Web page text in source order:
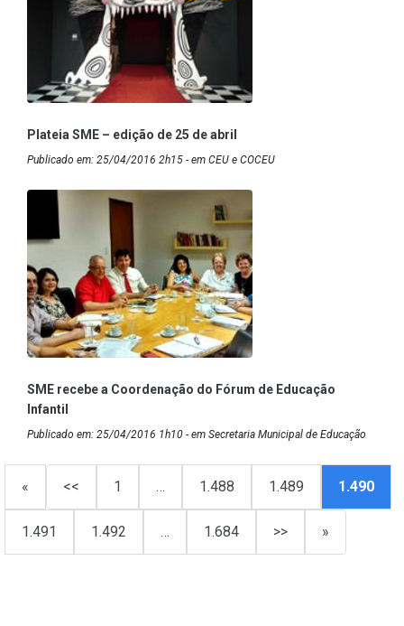
Plateia SME – edição de 25 de abril
Publicado em: 25/04/2016 2h15 - em CEU e COCEU
SME recebe a Coordenação do Fórum de Educação
Infantil
Publicado em: 25/04/2016 1h10 - em Secretaria Municipal de Educação
« << 1 … 1.488 1.489 1.490
1.491 1.492 … 1.684 >> »